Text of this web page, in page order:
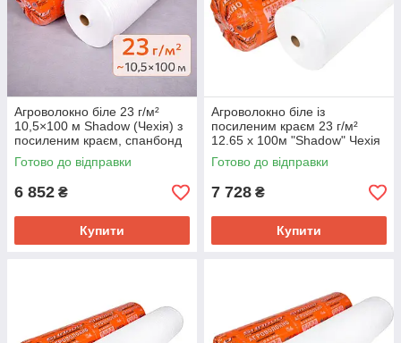
Агроволокно біле 23 г/м²
10,5×100 м Shadow (Чехія) з
посиленим краєм, спанбонд
для теплиць і укриття рослин
Готово до відправки
6 852 ₴
Купити
Агроволокно біле із
посиленим краєм 23 г/м²
12.65 х 100м "Shadow" Чехія
Готово до відправки
7 728 ₴
Купити